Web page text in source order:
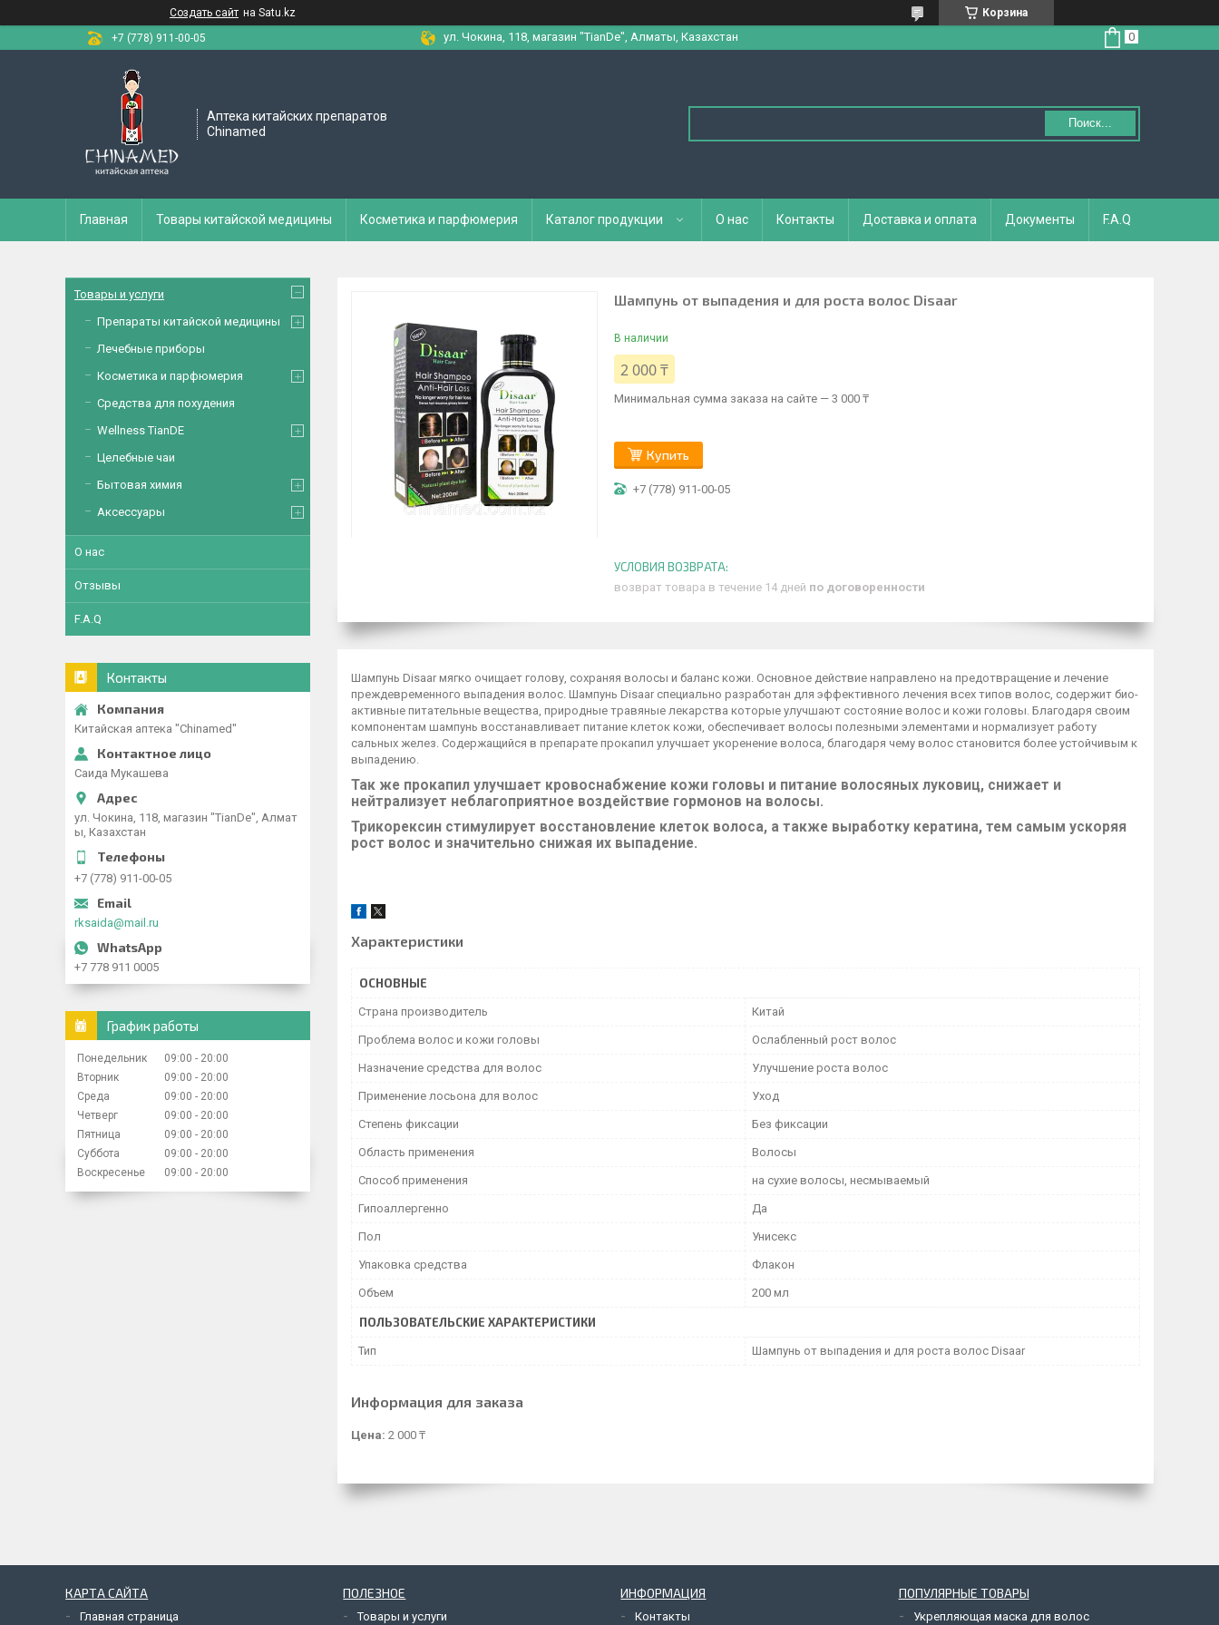
Создать сайт на Satu.kz
Корзина
+7 (778) 911-00-05
ул. Чокина, 118, магазин "TianDe", Алматы, Казахстан
Аптека китайских препаратов
Chinamed
Поиск...
Главная Товары китайской медицины Косметика и парфюмерия Каталог продукции О нас Контакты Доставка и оплата Документы F.A.Q
Шампунь от выпадения и для роста волос Disaar
В наличии
2 000 ₸
Минимальная сумма заказа на сайте — 3 000 ₸
Купить
+7 (778) 911-00-05
возврат товара в течение 14 дней по договоренности
Шампунь Disaar мягко очищает голову, сохраняя волосы и баланс кожи. Основное действие направлено на предотвращение и лечение
преждевременного выпадения волос. Шампунь Disaar специально разработан для эффективного лечения всех типов волос, содержит био-
активные питательные вещества, природные травяные лекарства которые улучшают состояние волос и кожи головы. Благодаря своим
компонентам шампунь восстанавливает питание клеток кожи, обеспечивает волосы полезными элементами и нормализует работу
сальных желез. Содержащийся в препарате прокапил улучшает укоренение волоса, благодаря чему волос становится более устойчивым к
выпадению.
Так же прокапил улучшает кровоснабжение кожи головы и питание волосяных луковиц, снижает и
нейтрализует неблагоприятное воздействие гормонов на волосы.
Трикорексин стимулирует восстановление клеток волоса, а также выработку кератина, тем самым ускоряя
рост волос и значительно снижая их выпадение.
Характеристики
ОСНОВНЫЕ
Страна производитель Китай
Проблема волос и кожи головы Ослабленный рост волос
Назначение средства для волос Улучшение роста волос
Применение лосьона для волос Уход
Степень фиксации Без фиксации
Область применения Волосы
Способ применения на сухие волосы, несмываемый
Гипоаллергенно Да
Пол Унисекс
Упаковка средства Флакон
Объем 200 мл
ПОЛЬЗОВАТЕЛЬСКИЕ ХАРАКТЕРИСТИКИ
Тип Шампунь от выпадения и для роста волос Disaar
Информация для заказа
Цена: 2 000 ₸
Товары и услуги
Препараты китайской медицины
Лечебные приборы
Косметика и парфюмерия
Средства для похудения
Wellness TianDE
Целебные чаи
Бытовая химия
Аксессуары
О нас
Отзывы
F.A.Q
Контакты
Китайская аптека "Chinamed"
Саида Мукашева
ул. Чокина, 118, магазин "TianDe", Алмат
ы, Казахстан
+7 (778) 911-00-05
rksaida@mail.ru
+7 778 911 0005
График работы
Понедельник 09:00
20:00
Вторник
09:00
20:00
Среда
09:00
20:00
Четверг
09:00
20:00
Пятница
09:00
20:00
Суббота
09:00
20:00
Воскресенье
09:00 20:00
КАРТА САЙТА
Главная страница
ПОЛЕЗНОЕ
Товары и услуги
ИНФОРМАЦИЯ
Контакты
ПОПУЛЯРНЫЕ ТОВАРЫ
Укрепляющая маска для волос